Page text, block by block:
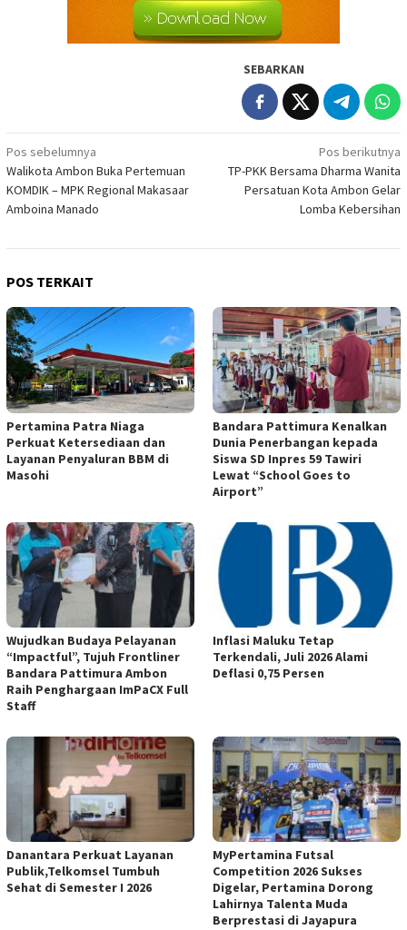
SEBARKAN
Navigasi
pos
Pos sebelumnya
Walikota Ambon Buka Pertemuan
KOMDIK – MPK Regional Makasaar
Amboina Manado
Pos berikutnya
TP-PKK Bersama Dharma Wanita
Persatuan Kota Ambon Gelar
Lomba Kebersihan
POS TERKAIT
Pertamina Patra Niaga
Perkuat Ketersediaan dan
Layanan Penyaluran BBM di
Masohi
Bandara Pattimura Kenalkan
Dunia Penerbangan kepada
Siswa SD Inpres 59 Tawiri
Lewat “School Goes to
Airport”
Wujudkan Budaya Pelayanan
“Impactful”, Tujuh Frontliner
Bandara Pattimura Ambon
Raih Penghargaan ImPaCX Full
Staff
Inflasi Maluku Tetap
Terkendali, Juli 2026 Alami
Deflasi 0,75 Persen
Danantara Perkuat Layanan
Publik,Telkomsel Tumbuh
Sehat di Semester I 2026
MyPertamina Futsal
Competition 2026 Sukses
Digelar, Pertamina Dorong
Lahirnya Talenta Muda
Berprestasi di Jayapura